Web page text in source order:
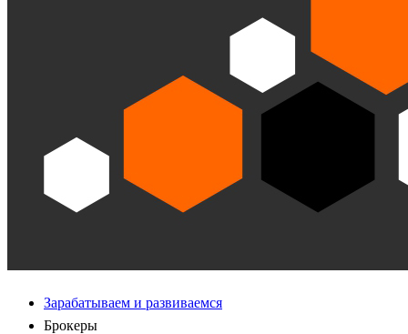
Зарабатываем и развиваемся
Брокеры